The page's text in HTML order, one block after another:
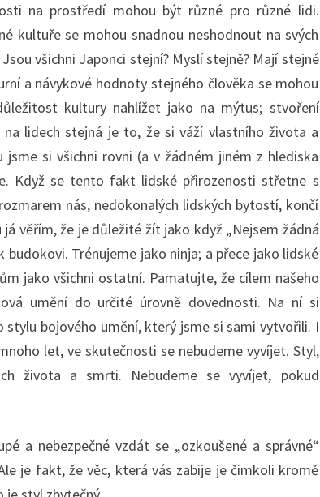
na prostředí mohou být různé pro různé lidi.
kultuře se mohou snadnou neshodnout na svých
všichni Japonci stejní? Myslí stejně? Mají stejné
a návykové hodnoty stejného člověka se mohou
kultury nahlížet jako na mýtus; stvoření
lidech stejná je to, že si váží vlastního života a
si všichni rovni (a v žádném jiném z hlediska
Když se tento fakt lidské přirozenosti střetne s
nás, nedokonalých lidských bytostí, končí
věřím, že je důležité žít jako když „Nejsem žádná
Trénujeme jako ninja; a přece jako lidské
jako všichni ostatní. Pamatujte, že cílem našeho
umění do určité úrovně dovednosti. Na ní si
stylu bojového umění, který jsme si sami vytvořili. I
let, ve skutečnosti se nebudeme vyvíjet. Styl,
života a smrti. Nebudeme se vyvíjet, pokud
a nebezpečné vzdát se „ozkoušené a správné“
je fakt, že věc, která vás zabije je čimkoli kromě